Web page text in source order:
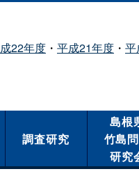
22年度 ・ 平成21年度 ・
調査研究
島根
竹島
研究